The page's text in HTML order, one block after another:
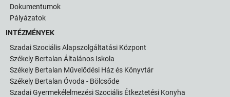
Dokumentumok
Pályázatok
INTÉZMÉNYEK
Szadai Szociális Alapszolgáltatási Központ
Székely Bertalan Általános Iskola
Székely Bertalan Művelődési Ház és Könyvtár
Székely Bertalan Óvoda - Bölcsőde
Szadai Gyermekélelmezési Szociális Étkeztetési Konyha